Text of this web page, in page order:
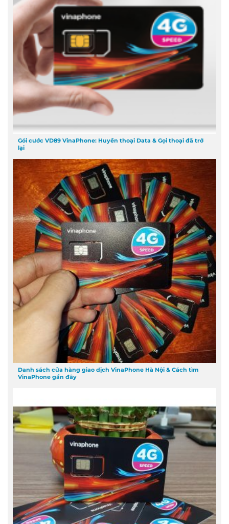
Gói cước VD89 VinaPhone: Huyền thoại Data & Gọi thoại đã trở
lại
Danh sách cửa hàng giao dịch VinaPhone Hà Nội & Cách tìm
VinaPhone gần đây